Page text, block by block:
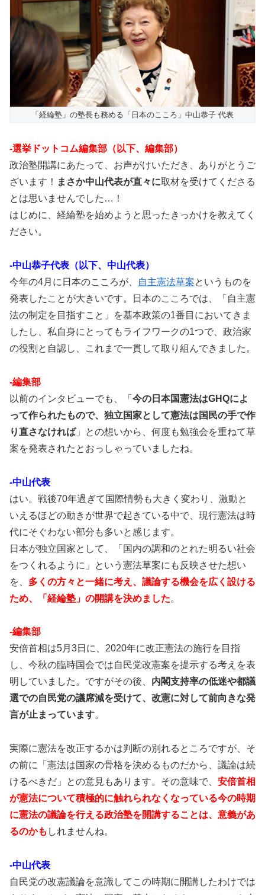
「経綸塾」の塾長も務める「日本のこころ」中山恭子 代表
-選挙ドットコム編集部（以下、編集部）
政治塾開講にあたって、お声がけいただき、ありがとうご
ざいます！ まさか中山代表が直々に取材を受けてくださる
とは思いませんでした…！
はじめに、経綸塾を始めようと思ったきっかけを教えてく
ださい。
-中山恭子代表（以下、中山代表）
今年の4月に日本のこころが、
自主憲法草案というものを
発表したことが大きいです。日本のこころでは、「自主憲
法の制定を目指すこと」を基本政策の1番目においてきま
したし、私自身にとってもライフワークの1つで、政治家
の役割と自認し、これまで一貫して取り組んできました。
-編集部
以前のインタビューでも、「 今の日本国憲法はGHQによ
って作られたもので、独立国家として憲法は国民の手で作
り直さなければ」との想いから、何度も勉強会を重ねて草
案を発表されたとおっしゃっていましたね。
-中山代表
はい。戦後70年過ぎて国際情勢も大きく変わり、激動と
いえるほどの動きが世界で起きている中で、現行憲法は時
代にそぐわない部分も多いと感じます。
日本が独立国家として、「国内の調和のとれた明るい社会
をつくれるように」という憲法草案にも反映させた想い
を、 多くの方々と一緒に考え、議論する機会を広く設ける
ため、「経綸塾」の開講を決めました。
-編集部
安倍首相は5月3日に、2020年に改正憲法の施行を目指
し、今秋の臨時国会では自民党改憲案を提示する考えを表
明していました。ですがその後、 内閣支持率の低迷や都議
選での自民党の議席減を受けて、改憲に対して前向きな発
言が止まっています。
実際に憲法を改正するかは判断の別れるところですが、そ
の前に「憲法は国家の骨格を決めるものだから、議論は続
けるべきだ」との意見もあります。その意味で、 安倍首相
が憲法について積極的に触れられなくなっている今の時期
に憲法の議論を行える政治塾を開講することは、意義があ
るのかも しれませんね。
-中山代表
自民党の改憲議論を意識してこの時期に開講したわけでは